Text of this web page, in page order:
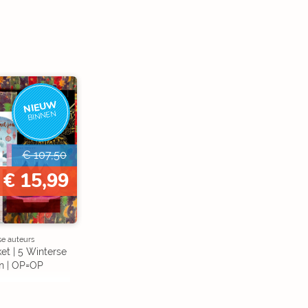
NIEUW
BINNEN
€ 107,50
€ 15,99
auteurs
| 5 Winterse
| OP=OP